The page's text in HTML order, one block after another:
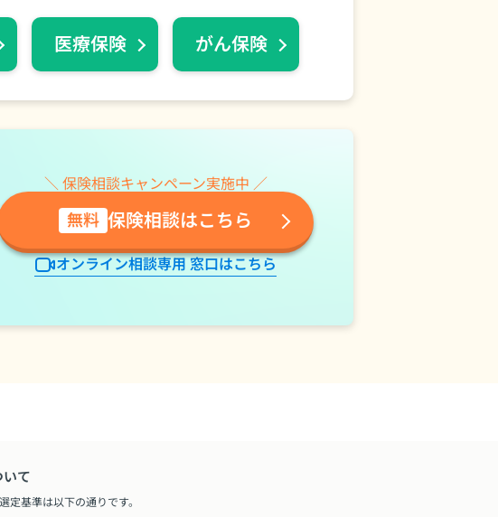
医療保険 がん保険
＼ 保険相談キャンペーン実施中 ／
無料 保険相談はこちら
オンライン相談専用 窓口はこちら
いて
定基準は以下の通りです。